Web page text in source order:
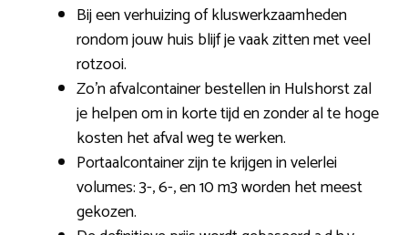
Bij een verhuizing of kluswerkzaamheden
rondom jouw huis blijf je vaak zitten met veel
rotzooi.
Zo’n afvalcontainer bestellen in Hulshorst zal
je helpen om in korte tijd en zonder al te hoge
kosten het afval weg te werken.
Portaalcontainer zijn te krijgen in velerlei
volumes: 3-, 6-, en 10 m3 worden het meest
gekozen.